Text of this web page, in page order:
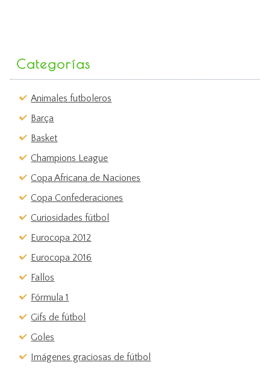
Categorías
Animales futboleros
Barça
Basket
Champions League
Copa Africana de Naciones
Copa Confederaciones
Curiosidades fútbol
Eurocopa 2012
Eurocopa 2016
Fallos
Fórmula 1
Gifs de fútbol
Goles
Imágenes graciosas de fútbol